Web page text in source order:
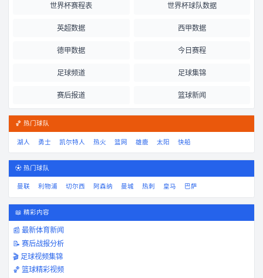
世界杯赛程表 世界杯球队数据
英超数据 西甲数据
德甲数据 今日赛程
足球频道 足球集锦
赛后报道 篮球新闻
🏀 热门球队
湖人 勇士 凯尔特人 热火 篮网 雄鹿 太阳 快船
⚽ 热门球队
曼联 利物浦 切尔西 阿森纳 曼城 热刺 皇马 巴萨
📖 精彩内容
📰 最新体育新闻
📝 赛后战报分析
🎬 足球视频集锦
🏀 篮球精彩视频